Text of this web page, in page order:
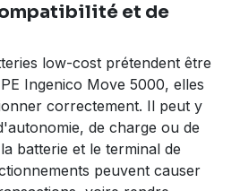
et de
low-cost prétendent être
Ingenico Move 5000, elles
correctement. Il peut y
de charge ou de
batterie et le terminal de
peuvent causer